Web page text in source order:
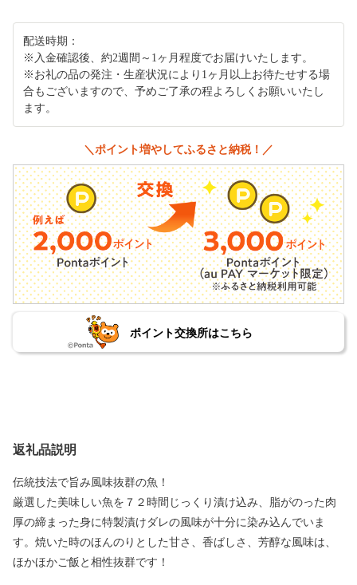
配送時期：
※入金確認後、約2週間～1ヶ月程度でお届けいたします。
※お礼の品の発注・生産状況により1ヶ月以上お待たせする場
合もございますので、予めご了承の程よろしくお願いいたし
ます。
＼ポイント増やしてふるさと納税！／
ポイント交換所はこちら
返礼品説明
伝統技法で旨み風味抜群の魚！
厳選した美味しい魚を７２時間じっくり漬け込み、脂がのった肉
厚の締まった身に特製漬けダレの風味が十分に染み込んでいま
す。焼いた時のほんのりとした甘さ、香ばしさ、芳醇な風味は、
ほかほかご飯と相性抜群です！